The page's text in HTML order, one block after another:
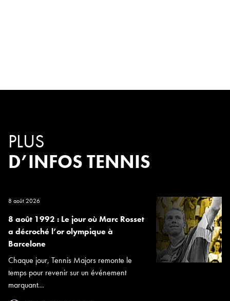
PLUS
D’INFOS TENNIS
8 août 2026
8 août 1992 : Le jour où Marc Rosset
a décroché l’or olympique à
Barcelone
Chaque jour, Tennis Majors remonte le
temps pour revenir sur un événement
marquant...